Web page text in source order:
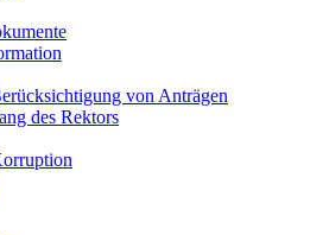
von Anträgen
des Rektors